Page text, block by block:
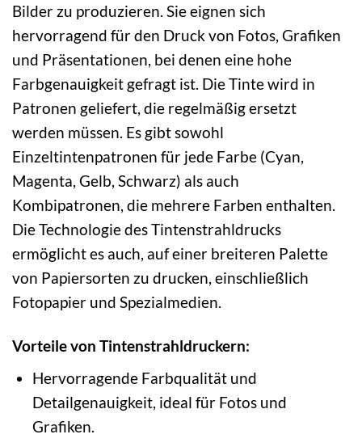
Bilder zu produzieren. Sie eignen sich
hervorragend für den Druck von Fotos, Grafiken
und Präsentationen, bei denen eine hohe
Farbgenauigkeit gefragt ist. Die Tinte wird in
Patronen geliefert, die regelmäßig ersetzt
werden müssen. Es gibt sowohl
Einzeltintenpatronen für jede Farbe (Cyan,
Magenta, Gelb, Schwarz) als auch
Kombipatronen, die mehrere Farben enthalten.
Die Technologie des Tintenstrahldrucks
ermöglicht es auch, auf einer breiteren Palette
von Papiersorten zu drucken, einschließlich
Fotopapier und Spezialmedien.
Vorteile von Tintenstrahldruckern:
Hervorragende Farbqualität und
Detailgenauigkeit, ideal für Fotos und
Grafiken.